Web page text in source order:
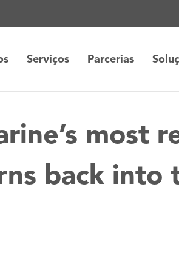
Serviços Parcerias
most
back into